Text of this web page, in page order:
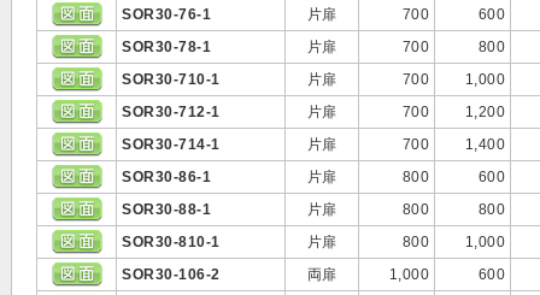
SOR30-76-1
片扉 700
600
SOR30-78-1
片扉 700
800
SOR30-710-1
片扉 700
1,000
SOR30-712-1
片扉 700
1,200
SOR30-714-1
片扉 700
1,400
SOR30-86-1
片扉 800
600
SOR30-88-1
片扉 800
800
SOR30-810-1
片扉 800
1,000
SOR30-106-2
両扉 1,000
600